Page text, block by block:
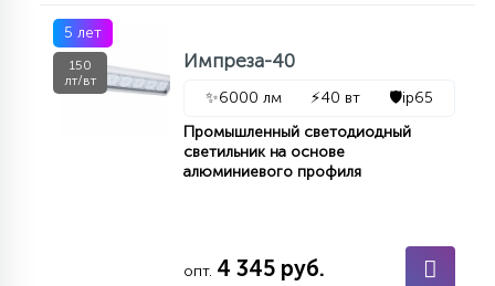
5 лет
150
лт/вт
Импреза-40
✨6000 лм ⚡40 вт 🛡️ip65
Промышленный светодиодный
светильник на основе
алюминиевого профиля
опт. 4 345 руб.